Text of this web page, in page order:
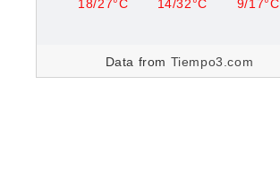
18/27°C 14/32°C 9/17°C
Data from Tiempo3.com